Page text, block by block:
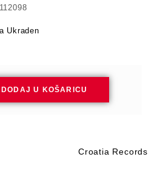
Ukraden
DODAJ U KOŠARICU
Croatia Records